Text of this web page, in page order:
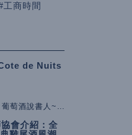
工商時間
de Nuits
葡萄酒說書人~咕嚕桑
會介紹：全